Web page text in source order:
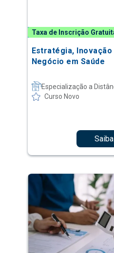
Taxa de Inscrição
Estratégia,
Negócio em Saúde
Especialização a
Curso Novo